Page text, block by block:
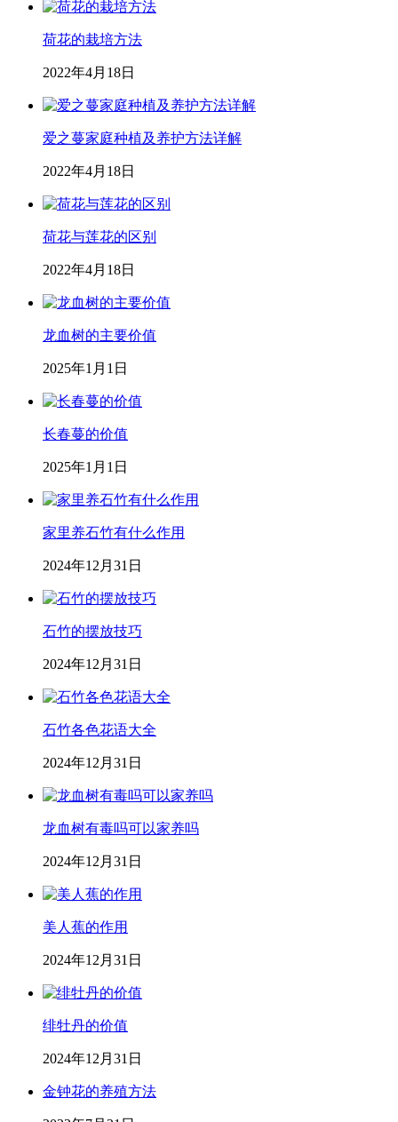
荷花的栽培方法
2022年4月18日
爱之蔓家庭种植及养护方法详解
2022年4月18日
荷花与莲花的区别
2022年4月18日
龙血树的主要价值
2025年1月1日
长春蔓的价值
2025年1月1日
家里养石竹有什么作用
2024年12月31日
石竹的摆放技巧
2024年12月31日
石竹各色花语大全
2024年12月31日
龙血树有毒吗可以家养吗
2024年12月31日
美人蕉的作用
2024年12月31日
绯牡丹的价值
2024年12月31日
金钟花的养殖方法